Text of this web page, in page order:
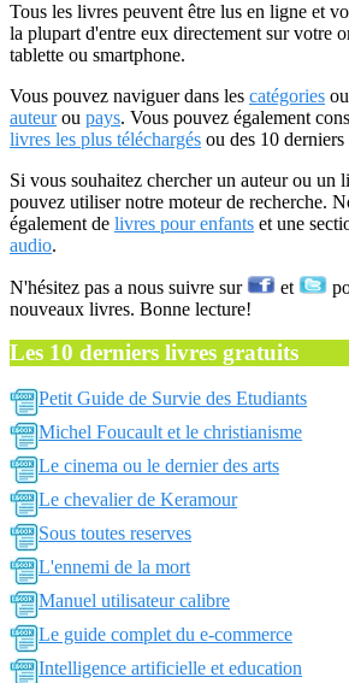
Tous les livres peuvent être lus en ligne et
la plupart d'entre eux directement sur votre
tablette ou smartphone.
Vous pouvez naviguer dans les catégories
auteurou pays. Vous pouvez également
livres les plus téléchargés ou des 10
Si vous souhaitez chercher un auteur ou un
pouvez utiliser notre moteur de recherche.
également de livres pour enfants et une
audio.
N'hésitez pas a nous suivre sur et
nouveaux livres. Bonne lecture!
Les 10 derniers livres gratuits
Petit Guide de Survie des Etudiants
Michel Foucault et le christianisme
Le cinema ou le dernier des arts
Le chevalier de Keramour
Sous toutes reserves
L'ennemi de la mort
Manuel utilisateur calibre
Le guide complet du e-commerce
Intelligence artificielle et education